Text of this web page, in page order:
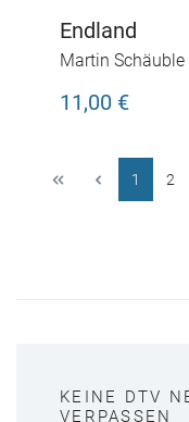
Endland
Martin Schäuble
11,00 €
1 2
KEINE DTV
VERPASSEN